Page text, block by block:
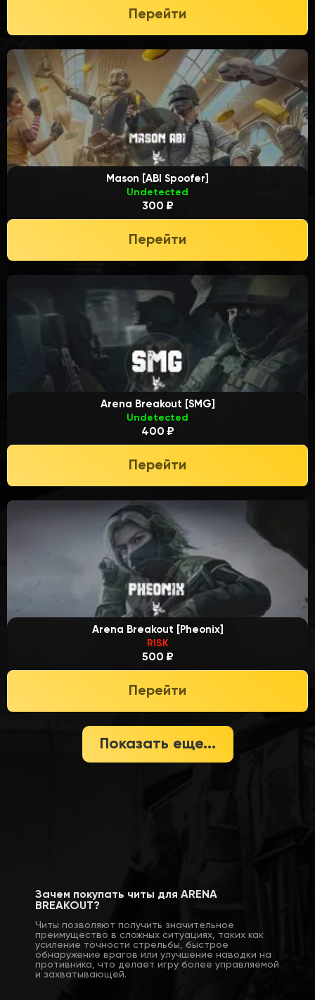
Перейти
Mason [ABI Spoofer]
Undetected
300 ₽
Перейти
Arena Breakout [SMG]
Undetected
400 ₽
Перейти
Arena Breakout [Pheonix]
RISK
500 ₽
Перейти
Показать еще...
Зачем покупать читы для ARENA
BREAKOUT?
Читы позволяют получить значительное
преимущество в сложных ситуациях, таких как
усиление точности стрельбы, быстрое
обнаружение врагов или улучшение наводки на
противника, что делает игру более управляемой
и захватывающей.